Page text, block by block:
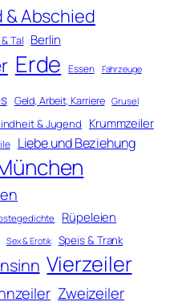
& Abschied
Tal Berlin
Erde Essen Fahrzeuge
Geld, Arbeit, Karriere Grusel
& Jugend Krummzeiler
Liebe und Beziehung
Rüpeleien
Sex & Erotik Speis & Trank
Vierzeiler
Zweizeiler